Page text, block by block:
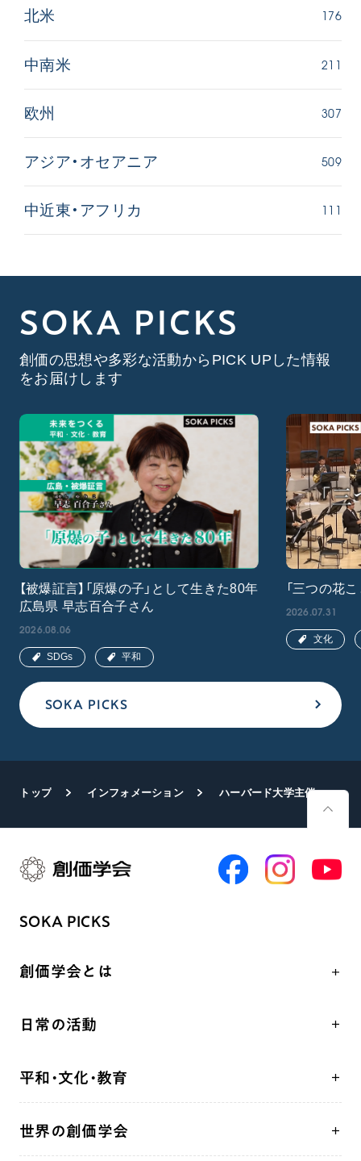
北米 176
中南米 211
欧州 307
アジア・オセアニア 509
中近東・アフリカ 111
SOKA PICKS
創価の思想や多彩な活動からPICK UPした情報
をお届けします
SOKA PICKS
【被爆証言】「原爆の子」として生きた80年
広島県 早志百合子さん
2026.08.06
SDGs 平和
「三つの花
2026.07.31
文化
トップ インフォメーション ハーバード大学主催の出版記念イベント 今春、米国で発刊された研究書「池田思想への考察と応用」
SOKA PICKS
創価学会とは
祈り
聖典
日常の活動
座談会
平和・文化・教育
世界の創価学会